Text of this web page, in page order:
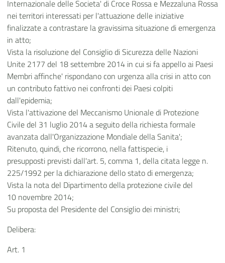
Internazionale delle Societa' di Croce Rossa e Mezzaluna Rossa
nei territori interessati per l'attuazione delle iniziative
finalizzate a contrastare la gravissima situazione di emergenza
in atto;
Vista la risoluzione del Consiglio di Sicurezza delle Nazioni
Unite 2177 del 18 settembre 2014 in cui si fa appello ai Paesi
Membri affinche' rispondano con urgenza alla crisi in atto con
un contributo fattivo nei confronti dei Paesi colpiti
dall'epidemia;
Vista l'attivazione del Meccanismo Unionale di Protezione
Civile del 31 luglio 2014 a seguito della richiesta formale
avanzata dall'Organizzazione Mondiale della Sanita';
Ritenuto, quindi, che ricorrono, nella fattispecie, i
presupposti previsti dall'art. 5, comma 1, della citata legge n.
225/1992 per la dichiarazione dello stato di emergenza;
Vista la nota del Dipartimento della protezione civile del
10 novembre 2014;
Su proposta del Presidente del Consiglio dei ministri;
Delibera:
Art. 1